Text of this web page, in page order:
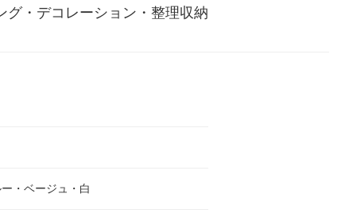
グ・デコレーション・整理収納
・ベージュ・白